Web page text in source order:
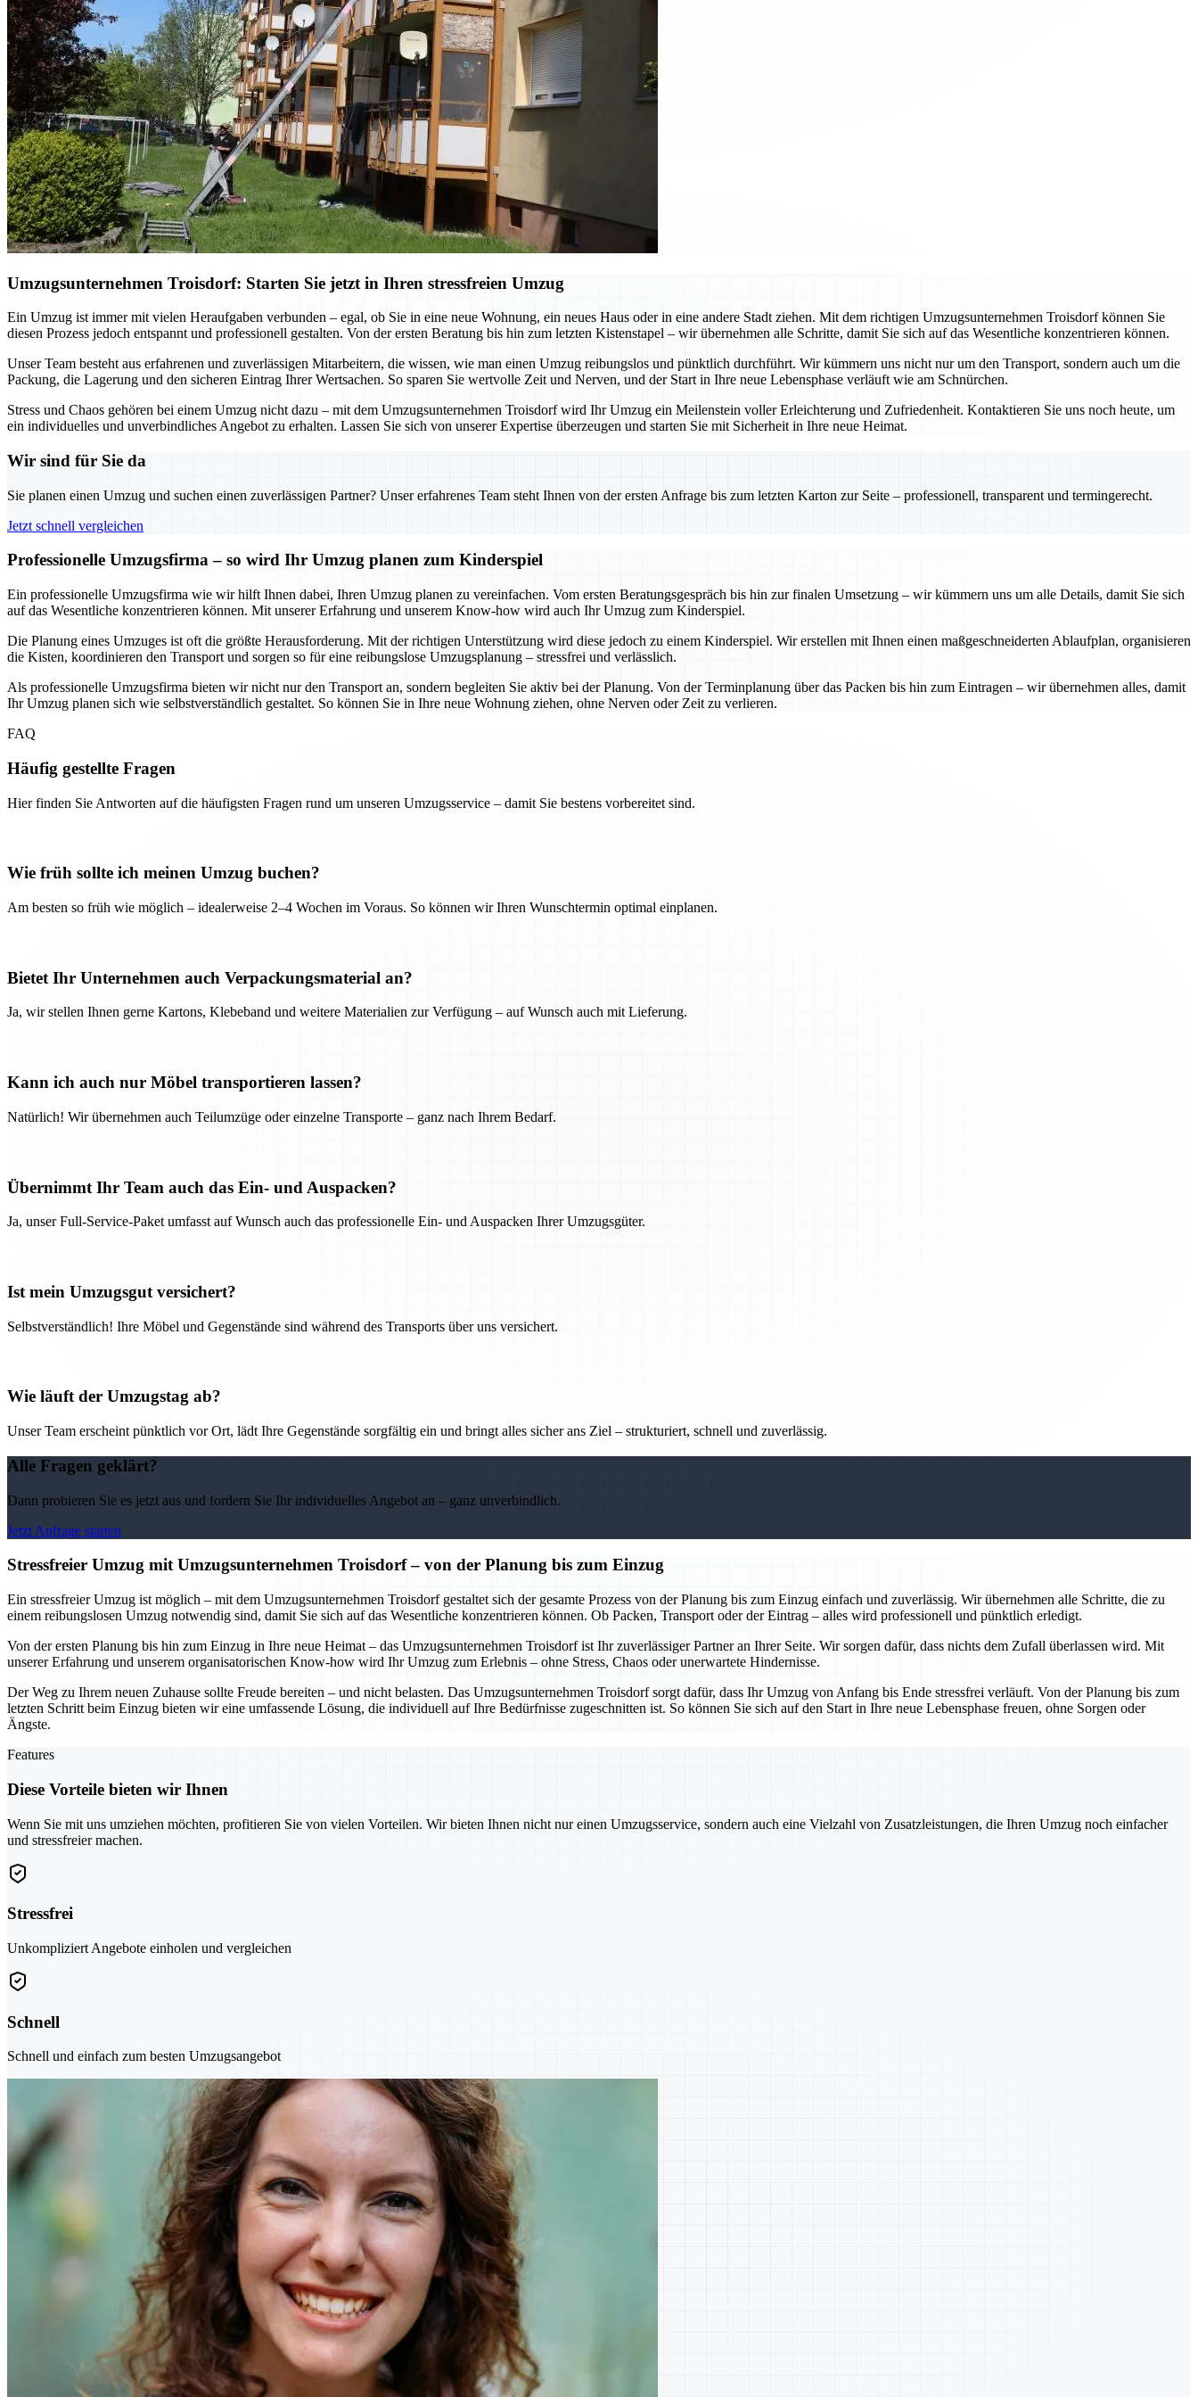
Umzugsunternehmen Troisdorf: Starten Sie jetzt in Ihren stressfreien Umzug
Ein Umzug ist immer mit vielen Heraufgaben verbunden – egal, ob Sie in eine neue Wohnung, ein neues Haus oder in eine andere Stadt ziehen. Mit dem richtigen Umzugsunternehmen Troisdorf können Sie
diesen Prozess jedoch entspannt und professionell gestalten. Von der ersten Beratung bis hin zum letzten Kistenstapel – wir übernehmen alle Schritte, damit Sie sich auf das Wesentliche konzentrieren können.
Unser Team besteht aus erfahrenen und zuverlässigen Mitarbeitern, die wissen, wie man einen Umzug reibungslos und pünktlich durchführt. Wir kümmern uns nicht nur um den Transport, sondern auch um die
Packung, die Lagerung und den sicheren Eintrag Ihrer Wertsachen. So sparen Sie wertvolle Zeit und Nerven, und der Start in Ihre neue Lebensphase verläuft wie am Schnürchen.
Stress und Chaos gehören bei einem Umzug nicht dazu – mit dem Umzugsunternehmen Troisdorf wird Ihr Umzug ein Meilenstein voller Erleichterung und Zufriedenheit. Kontaktieren Sie uns noch heute, um
ein individuelles und unverbindliches Angebot zu erhalten. Lassen Sie sich von unserer Expertise überzeugen und starten Sie mit Sicherheit in Ihre neue Heimat.
Wir sind für Sie da
Sie planen einen Umzug und suchen einen zuverlässigen Partner? Unser erfahrenes Team steht Ihnen von der ersten Anfrage bis zum letzten Karton zur Seite – professionell, transparent und termingerecht.
Jetzt schnell vergleichen
Professionelle Umzugsfirma – so wird Ihr Umzug planen zum Kinderspiel
Ein professionelle Umzugsfirma wie wir hilft Ihnen dabei, Ihren Umzug planen zu vereinfachen. Vom ersten Beratungsgespräch bis hin zur finalen Umsetzung – wir kümmern uns um alle Details, damit Sie sich
auf das Wesentliche konzentrieren können. Mit unserer Erfahrung und unserem Know-how wird auch Ihr Umzug zum Kinderspiel.
Die Planung eines Umzuges ist oft die größte Herausforderung. Mit der richtigen Unterstützung wird diese jedoch zu einem Kinderspiel. Wir erstellen mit Ihnen einen maßgeschneiderten Ablaufplan, organisieren
die Kisten, koordinieren den Transport und sorgen so für eine reibungslose Umzugsplanung – stressfrei und verlässlich.
Als professionelle Umzugsfirma bieten wir nicht nur den Transport an, sondern begleiten Sie aktiv bei der Planung. Von der Terminplanung über das Packen bis hin zum Eintragen – wir übernehmen alles, damit
Ihr Umzug planen sich wie selbstverständlich gestaltet. So können Sie in Ihre neue Wohnung ziehen, ohne Nerven oder Zeit zu verlieren.
FAQ
Häufig gestellte Fragen
Hier finden Sie Antworten auf die häufigsten Fragen rund um unseren Umzugsservice – damit Sie bestens vorbereitet sind.
Wie früh sollte ich meinen Umzug buchen?
Am besten so früh wie möglich – idealerweise 2–4 Wochen im Voraus. So können wir Ihren Wunschtermin optimal einplanen.
Bietet Ihr Unternehmen auch Verpackungsmaterial an?
Ja, wir stellen Ihnen gerne Kartons, Klebeband und weitere Materialien zur Verfügung – auf Wunsch auch mit Lieferung.
Kann ich auch nur Möbel transportieren lassen?
Natürlich! Wir übernehmen auch Teilumzüge oder einzelne Transporte – ganz nach Ihrem Bedarf.
Übernimmt Ihr Team auch das Ein- und Auspacken?
Ja, unser Full-Service-Paket umfasst auf Wunsch auch das professionelle Ein- und Auspacken Ihrer Umzugsgüter.
Ist mein Umzugsgut versichert?
Selbstverständlich! Ihre Möbel und Gegenstände sind während des Transports über uns versichert.
Wie läuft der Umzugstag ab?
Unser Team erscheint pünktlich vor Ort, lädt Ihre Gegenstände sorgfältig ein und bringt alles sicher ans Ziel – strukturiert, schnell und zuverlässig.
Alle Fragen geklärt?
Dann probieren Sie es jetzt aus und fordern Sie Ihr individuelles Angebot an – ganz unverbindlich.
Jetzt Anfrage starten
Stressfreier Umzug mit Umzugsunternehmen Troisdorf – von der Planung bis zum Einzug
Ein stressfreier Umzug ist möglich – mit dem Umzugsunternehmen Troisdorf gestaltet sich der gesamte Prozess von der Planung bis zum Einzug einfach und zuverlässig. Wir übernehmen alle Schritte, die zu
einem reibungslosen Umzug notwendig sind, damit Sie sich auf das Wesentliche konzentrieren können. Ob Packen, Transport oder der Eintrag – alles wird professionell und pünktlich erledigt.
Von der ersten Planung bis hin zum Einzug in Ihre neue Heimat – das Umzugsunternehmen Troisdorf ist Ihr zuverlässiger Partner an Ihrer Seite. Wir sorgen dafür, dass nichts dem Zufall überlassen wird. Mit
unserer Erfahrung und unserem organisatorischen Know-how wird Ihr Umzug zum Erlebnis – ohne Stress, Chaos oder unerwartete Hindernisse.
Der Weg zu Ihrem neuen Zuhause sollte Freude bereiten – und nicht belasten. Das Umzugsunternehmen Troisdorf sorgt dafür, dass Ihr Umzug von Anfang bis Ende stressfrei verläuft. Von der Planung bis zum
letzten Schritt beim Einzug bieten wir eine umfassende Lösung, die individuell auf Ihre Bedürfnisse zugeschnitten ist. So können Sie sich auf den Start in Ihre neue Lebensphase freuen, ohne Sorgen oder
Ängste.
Features
Diese Vorteile bieten wir Ihnen
Wenn Sie mit uns umziehen möchten, profitieren Sie von vielen Vorteilen. Wir bieten Ihnen nicht nur einen Umzugsservice, sondern auch eine Vielzahl von Zusatzleistungen, die Ihren Umzug noch einfacher
und stressfreier machen.
Stressfrei
Unkompliziert Angebote einholen und vergleichen
Schnell
Schnell und einfach zum besten Umzugsangebot